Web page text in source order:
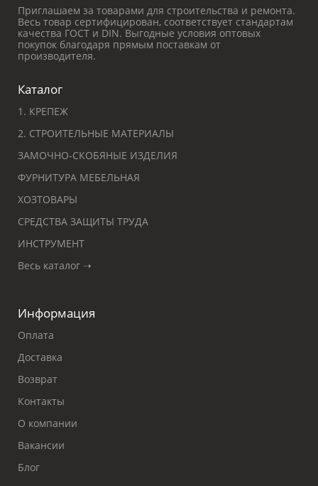
Приглашаем за товарами для строительства и ремонта.
Весь товар сертифицирован, соответствует стандартам
качества ГОСТ и DIN. Выгодные условия оптовых
покупок благодаря прямым поставкам от
производителя.
Каталог
1. КРЕПЕЖ
2. СТРОИТЕЛЬНЫЕ МАТЕРИАЛЫ
ЗАМОЧНО-СКОБЯНЫЕ ИЗДЕЛИЯ
ФУРНИТУРА МЕБЕЛЬНАЯ
ХОЗТОВАРЫ
СРЕДСТВА ЗАЩИТЫ ТРУДА
ИНСТРУМЕНТ
Весь каталог ➝
Информация
Оплата
Доставка
Возврат
Контакты
О компании
Вакансии
Блог